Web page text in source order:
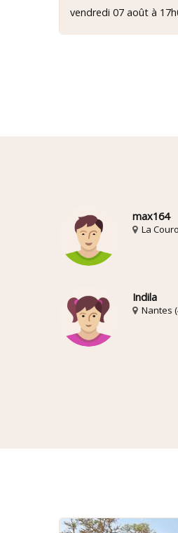
vendredi 07 août à
max164
La
Indila
Nantes